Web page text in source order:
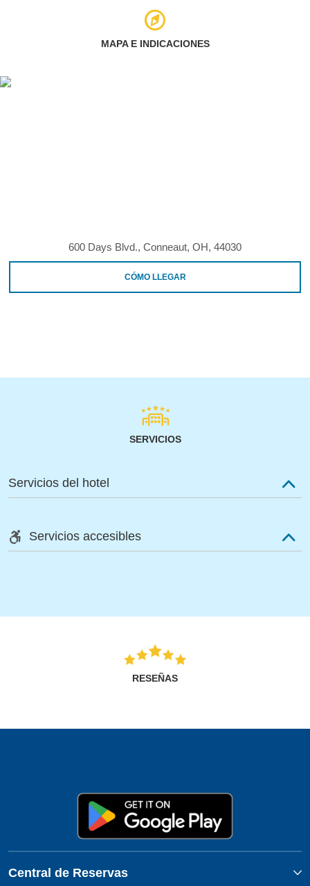
MAPA E INDICACIONES
600 Days Blvd., Conneaut, OH, 44030
CÓMO LLEGAR
SERVICIOS
Servicios del hotel
Servicios accesibles
RESEÑAS
Central de Reservas